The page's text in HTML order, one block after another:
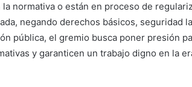
la normativa o están en proceso de
negando derechos básicos, seguridad
pública, el gremio busca poner presión
y garanticen un trabajo digno en la